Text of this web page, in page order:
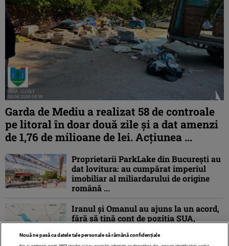
Garda de Mediu a realizat 58 de controale
pe litoral în doar două zile și a dat amenzi
de 1,76 de milioane de lei. Acțiunea ...
Proprietarii ParkLake din București au
dat lovitura: au cumpărat imperiul
imobiliar al miliardarului de origine
română ...
Iranul și Omanul au ajuns la un acord,
fără să țină cont de poziția SUA,
unei ...
Nouă ne pasă ca datele tale personale să rămână confidențiale